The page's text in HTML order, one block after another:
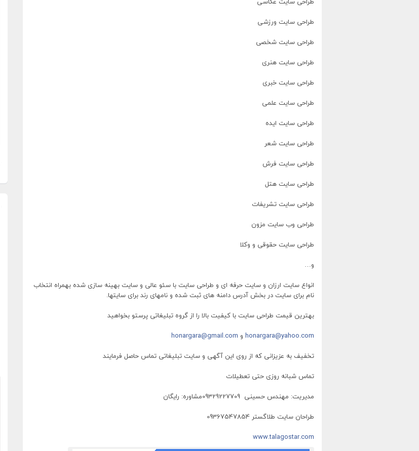
طراحی سایت ورزشی
طراحی سایت شخصی
طراحی سایت هنری
طراحی سایت خبری
طراحی سایت علمی
طراحی سایت ایده
طراحی سایت شعر
طراحی سایت فرش
طراحی سایت هتل
طراحی سایت تشریفات
طراحی وب سایت مزون
طراحی سایت حقوقی و وکلا
و…
انواع سایت ارزان و سایت حرفه ای و طراحی سایت با سئو عالی و سایت بهینه سازی شده بهمراه انتخاب
نام برای سایت در بخش آدرس دامنه های ثبت شده و نامهای رند برای سایتها.
بهترین قیمت طراحی سایت با کیفیت بالا را از گروه تبلیغاتی پرستو بخواهید
honargara@yahoo.com و honargara@gmail.com
تخفیف به عزیزانی که از روی این آگهی و سایت تبلیغاتی تماس حاصل فرمایند
تماس شبانه روزی حتی تعطیلات
مدیریت: مهندس حسینی 09329227709مشاوره: رایگان
طراحان سایت طلاگستر 09367547854
www.talagostar.com